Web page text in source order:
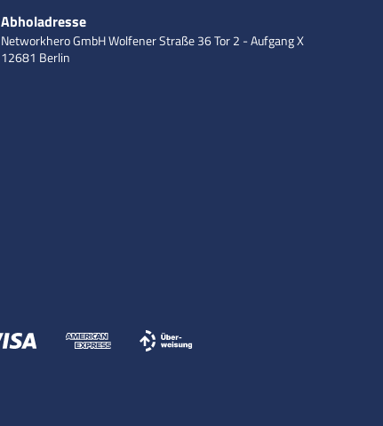
Abholadresse
Networkhero GmbHWolfener Straße 36Tor 2 - Aufgang X
12681 Berlin